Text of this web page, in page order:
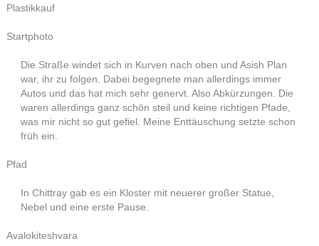
Plastikkauf
Startphoto
Die Straße windet sich in Kurven nach oben und Asish Plan
war, ihr zu folgen. Dabei begegnete man allerdings immer
Autos und das hat mich sehr genervt. Also Abkürzungen. Die
waren allerdings ganz schön steil und keine richtigen Pfade,
was mir nicht so gut gefiel. Meine Enttäuschung setzte schon
früh ein.
Pfad
In Chittray gab es ein Kloster mit neuerer großer Statue,
Nebel und eine erste Pause.
Avalokiteshvara